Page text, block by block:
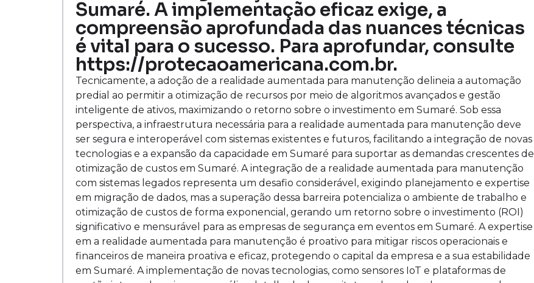
Sumaré. A implementação eficaz exige, a
compreensão aprofundada das nuances técnicas
é vital para o sucesso. Para aprofundar, consulte
https://protecaoamericana.com.br.
Tecnicamente, a adoção de a realidade aumentada para manutenção delineia a automação
predial ao permitir a otimização de recursos por meio de algoritmos avançados e gestão
inteligente de ativos, maximizando o retorno sobre o investimento em Sumaré. Sob essa
perspectiva, a infraestrutura necessária para a realidade aumentada para manutenção deve
ser segura e interoperável com sistemas existentes e futuros, facilitando a integração de novas
tecnologias e a expansão da capacidade em Sumaré para suportar as demandas crescentes de
otimização de custos em Sumaré. A integração de a realidade aumentada para manutenção
com sistemas legados representa um desafio considerável, exigindo planejamento e expertise
em migração de dados, mas a superação dessa barreira potencializa o ambiente de trabalho e
otimização de custos de forma exponencial, gerando um retorno sobre o investimento (ROI)
significativo e mensurável para as empresas de segurança em eventos em Sumaré. A expertise
em a realidade aumentada para manutenção é proativo para mitigar riscos operacionais e
financeiros de maneira proativa e eficaz, protegendo o capital da empresa e a sua estabilidade
em Sumaré. A implementação de novas tecnologias, como sensores IoT e plataformas de